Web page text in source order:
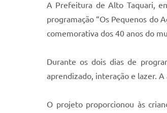
A Prefeitura de Alto Taquari,
programação “Os Pequenos do
comemorativa dos 40 anos do
Durante os dois dias de
aprendizado, interação e lazer.
O projeto proporcionou às